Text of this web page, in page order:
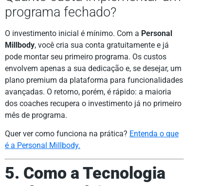
programa fechado?
O investimento inicial é mínimo. Com a Personal
Millbody, você cria sua conta gratuitamente e já
pode montar seu primeiro programa. Os custos
envolvem apenas a sua dedicação e, se desejar, um
plano premium da plataforma para funcionalidades
avançadas. O retorno, porém, é rápido: a maioria
dos coaches recupera o investimento já no primeiro
mês de programa.
Quer ver como funciona na prática? Entenda o que
é a Personal Millbody.
5. Como a Tecnologia